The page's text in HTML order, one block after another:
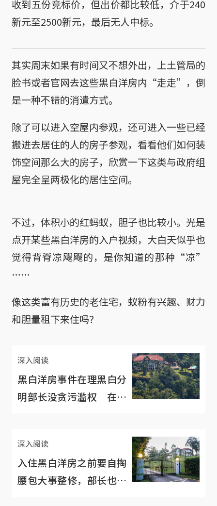
收到五份竞标价，但出价都比较低，介于240
新元至2500新元，最后无人中标。
其实周末如果有时间又不想外出，上土管局的
脸书或者官网去这些黑白洋房内“走走”，倒
是一种不错的消遣方式。
除了可以进入空屋内参观，还可进入一些已经
搬进去居住的人的房子参观，看看他们如何装
饰空间那么大的房子，欣赏一下这类与政府组
屋完全呈两极化的居住空间。
不过，体积小的红蚂蚁，胆子也比较小。光是
点开某些黑白洋房的入户视频，大白天似乎也
觉得背脊凉飕飕的，是你知道的那种“凉”
……
像这类富有历史的老住宅，蚁粉有兴趣、财力
和胆量租下来住吗？
深入阅读
黑白洋房事件在理黑白分
明部长没贪污滥权 在情
深入阅读
入住黑白洋房之前要自掏
腰包大事整修，部长也不